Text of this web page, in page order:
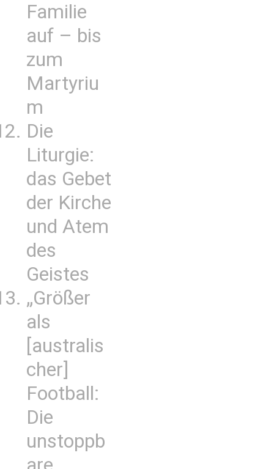
Familie
auf – bis
zum
Martyriu
m
Die
Liturgie:
das Gebet
der Kirche
und Atem
des
Geistes
„Größer
als
[australis
cher]
Football:
Die
unstoppb